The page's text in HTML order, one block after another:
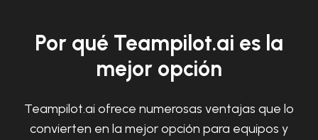
Por qué Teampilot.ai es la
mejor opción
Teampilot.ai ofrece numerosas ventajas que lo
convierten en la mejor opción para equipos y